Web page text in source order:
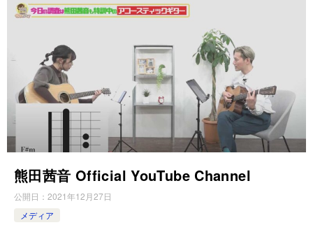
熊田茜音 Official YouTube Channel
公開日： 2021年12月27日
メディア